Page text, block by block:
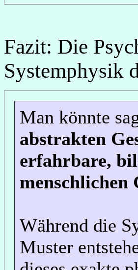
Fazit: Die
Systemphysik
Man könnte
abstrakten
erfahrbare,
menschlichen
Während die
Muster